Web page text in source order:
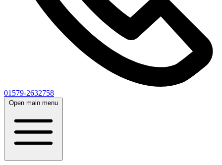
01579-2632758
Open main menu